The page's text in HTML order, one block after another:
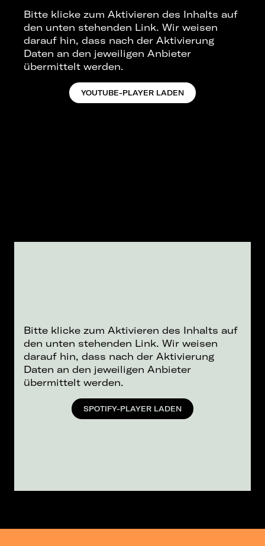
Bitte klicke zum Aktivieren des Inhalts auf
den unten stehenden Link. Wir weisen
darauf hin, dass nach der Aktivierung
Daten an den jeweiligen Anbieter
übermittelt werden.
YOUTUBE-PLAYER LADEN
Bitte klicke zum Aktivieren des Inhalts auf
den unten stehenden Link. Wir weisen
darauf hin, dass nach der Aktivierung
Daten an den jeweiligen Anbieter
übermittelt werden.
SPOTIFY-PLAYER LADEN